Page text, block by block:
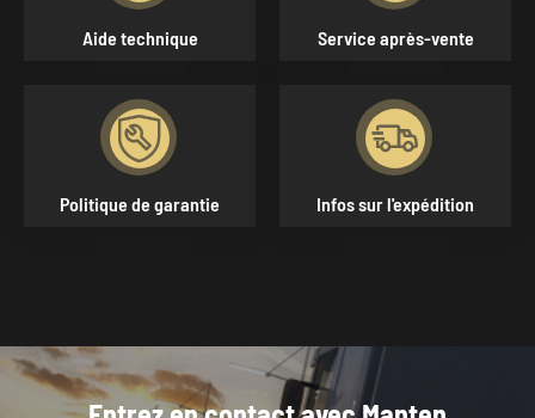
Aide technique Service après-vente

Politique de garantie

Infos sur l'expédition